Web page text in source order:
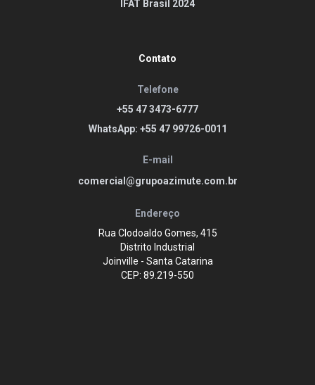
IFAT Brasil 2024
Contato
Telefone
+55 47 3473-6777
WhatsApp: +55 47 99726-0011
E-mail
comercial@grupoazimute.com.br
Endereço
Rua Clodoaldo Gomes, 415
Distrito Industrial
Joinville - Santa Catarina
CEP: 89.219-550